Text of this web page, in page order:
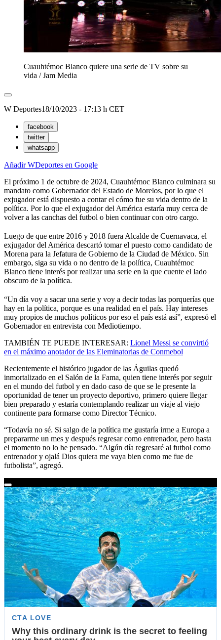
Cuauhtémoc Blanco quiere una serie de TV sobre su
vida /Jam Media
W Deportes18/10/2023 - 17:13 h CET
facebook
twitter
whatsapp
Añadir WDeportes en Google
El próximo 1 de octubre de 2024, Cuauhtémoc Blanco culminara su
mandato como Gobernador del Estado de Morelos, por lo que el
exjugador está dispuesto a contar el cómo fue su vida dentro de la
política. Por lo que el exjugador del América estaría muy cerca de
volver a las canchas del futbol o bien continuar con otro cargo.
Luego de que entre 2016 y 2018 fuera Alcalde de Cuernavaca, el
exjugador del América descartó tomar el puesto como candidato de
Morena para la Jefatura de Gobierno de la Ciudad de México. Sin
embargo, siga su vida o no dentro de la política, Cuauhtémoc
Blanco tiene interés por realizar una serie en la que cuente el lado
obscuro de la política.
“Un día voy a sacar una serie y voy a decir todas las porquerías que
hay en la política, porque es una realidad en el país. Hay intereses
muy propios de muchos políticos por eso el país está así”, expresó el
Gobernador en entrevista con Mediotiempo.
TAMBIÉN TE PUEDE INTERESAR: Lionel Messi se convirtió
en el máximo anotador de las Eleminatorias de Conmebol
Recientemente el histórico jugador de las Águilas quedó
inmortalizado en el Salón de la Fama, quien tiene interés por seguir
en el mundo del futbol y en dado caso de que se le presente la
oportunidad de tener un proyecto deportivo, primero quiere llegar
bien preparado y estaría contemplando realizar un viaje al viejo
continente para formarse como Director Técnico.
“Todavía no sé. Si salgo de la política me gustaría irme a Europa a
prepararme un mes y después regresar como entrenador, pero hasta
el momento no lo he pensado. “Algún día regresaré al futbol como
entrenador y ojalá Dios quiera me vaya bien como me fue de
futbolista”, agregó.